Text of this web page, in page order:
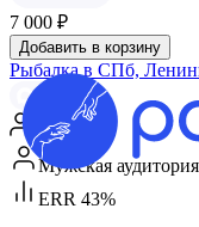
7 000 ₽
Добавить в корзину
Рыбалка в СПб,
5 289
Мужская аудитория
ERR 43%